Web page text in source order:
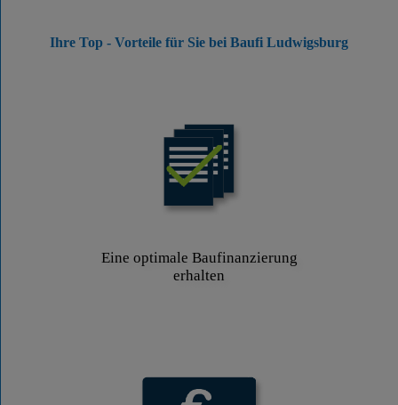
Ihre Top - Vorteile für Sie bei Baufi Ludwigsburg
Eine optimale Baufinanzierung
erhalten